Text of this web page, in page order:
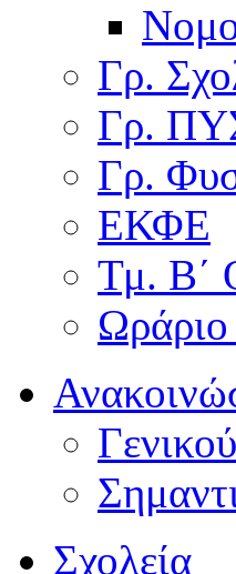
Γρ.
Γρ.
Γρ.
ΕΚΦΕ
Τμ. Β΄
Ωράριο
Σχολεία